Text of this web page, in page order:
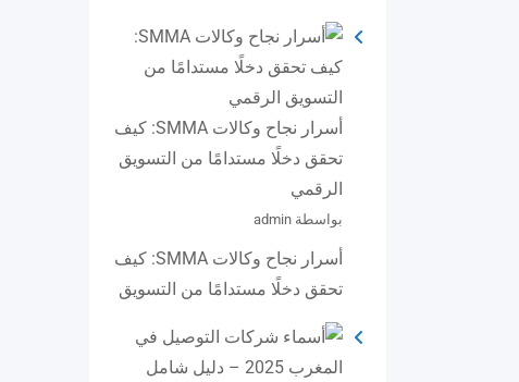
أسرار نجاح وكالات SMMA: كيف
تحقق دخلًا مستدامًا من التسويق
الرقمي
بواسطة admin
أسرار نجاح وكالات SMMA: كيف
تحقق دخلًا مستدامًا من التسويق